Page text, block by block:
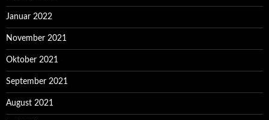
Januar 2022
November 2021
Oktober 2021
September 2021
August 2021